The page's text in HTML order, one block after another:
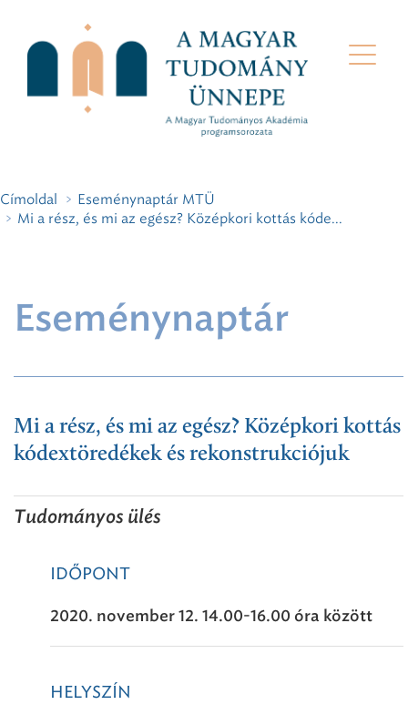
Címoldal
Eseménynaptár MTÜ
Mi a rész, és mi az egész? Középkori kottás kóde...
Eseménynaptár
Mi a rész, és mi az egész? Középkori kottás
kódextöredékek és rekonstrukciójuk
Tudományos ülés
IDŐPONT
2020. november 12. 14.00-16.00 óra között
HELYSZÍN